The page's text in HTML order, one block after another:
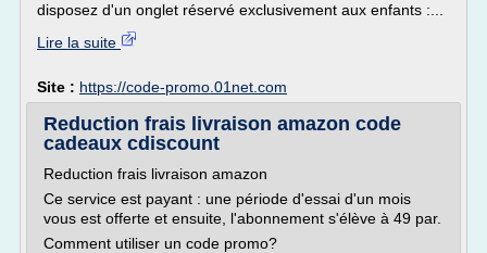
disposez d'un onglet réservé exclusivement aux enfants :...
Lire la suite
Site : https://code-promo.01net.com
Reduction frais livraison amazon code
cadeaux cdiscount
Reduction frais livraison amazon
Ce service est payant : une période d'essai d'un mois
vous est offerte et ensuite, l'abonnement s'élève à 49 par.
Comment utiliser un code promo?